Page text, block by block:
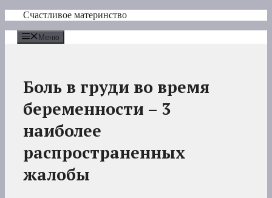
Перейти
содержимому
Счастливое материнство
Меню
Боль в груди во время
беременности – 3
наиболее
распространенных
жалобы